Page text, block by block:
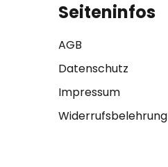
Seiteninfos
AGB
Datenschutz
Impressum
Widerrufsbelehrung